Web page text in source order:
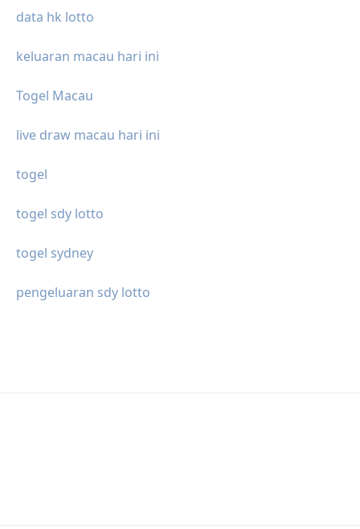
data hk lotto
keluaran macau hari ini
Togel Macau
live draw macau hari ini
togel
togel sdy lotto
togel sydney
pengeluaran sdy lotto